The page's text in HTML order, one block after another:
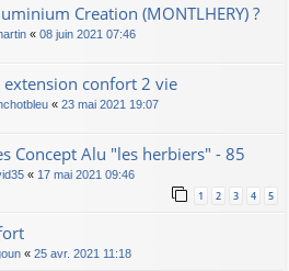
Creation (MONTLHERY) ?
« 08 juin 2021 07:46
confort 2 vie
« 23 mai 2021 19:07
Concept Alu "les herbiers" - 85
« 17 mai 2021 09:46
1 2 3 4 5
« 25 avr. 2021 11:18